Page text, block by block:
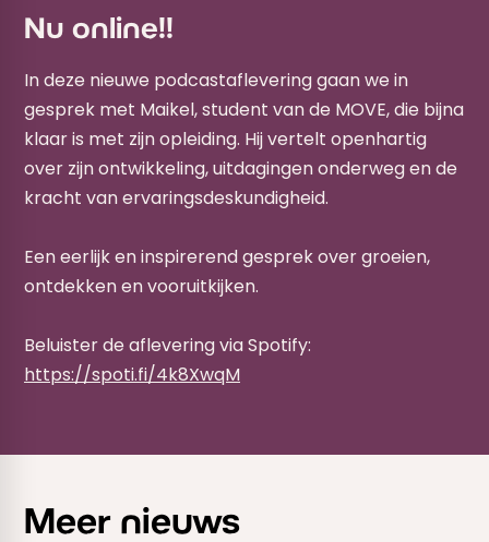
Nu online!!
In deze nieuwe podcastaflevering gaan we in
gesprek met Maikel, student van de MOVE, die bijna
klaar is met zijn opleiding. Hij vertelt openhartig
over zijn ontwikkeling, uitdagingen onderweg en de
kracht van ervaringsdeskundigheid.
Een eerlijk en inspirerend gesprek over groeien,
ontdekken en vooruitkijken.
Beluister de aflevering via Spotify:
https://spoti.fi/4k8XwqM
Meer nieuws